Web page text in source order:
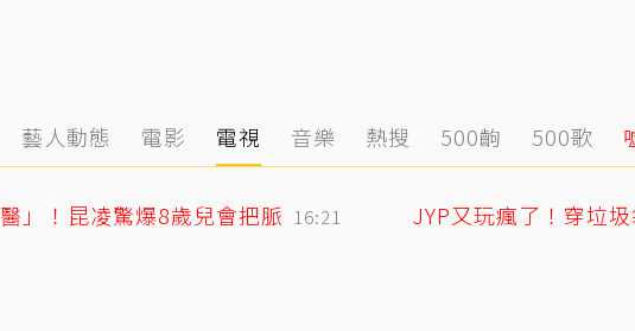
藝人動態 電影 電視 音樂 熱搜 500齣 500歌
」！昆凌驚爆8歲兒會把脈 16:21 JYP又玩瘋了！穿垃